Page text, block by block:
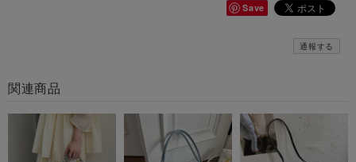
Save
通報する
関連商品